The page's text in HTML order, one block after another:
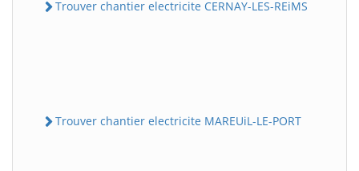
Trouver chantier electricite CERNAY-LES-REiMS
Trouver chantier electricite MAREUiL-LE-PORT